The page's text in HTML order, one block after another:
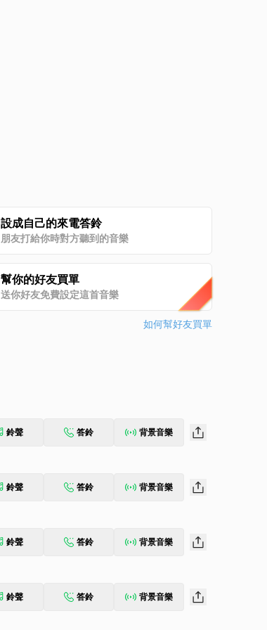
設成自己的來電答鈴
朋友打給你時對方聽到的音樂
幫你的好友買單
送你好友免費設定這首音樂
如何幫好友買單
鈴聲 答鈴 背景音樂
鈴聲 答鈴 背景音樂
鈴聲 答鈴 背景音樂
鈴聲 答鈴 背景音樂